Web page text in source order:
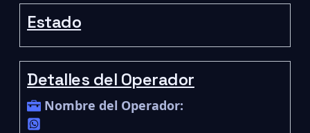
Estado
Detalles del Operador
Nombre del Operador: